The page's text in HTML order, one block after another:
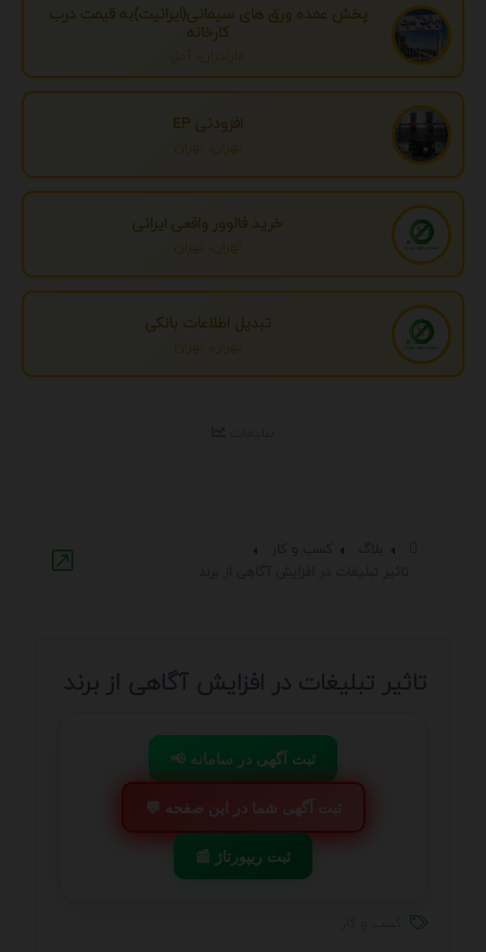
پخش عمده ورق های سیمانی(ایرانیت)به قیمت درب
کارخانه
مازندران، آمل
افزودنی EP
تهران، تهران
خرید فالوور واقعی ایرانی
تهران، تهران
تبدیل اطلاعات بانکی
تهران، تهران
تاثیر تبلیغات در افزایش آگاهی از برند
📢 ثبت آگهی در سامانه
💬 ثبت آگهی شما در این صفحه
📰 ثبت ریپورتاژ